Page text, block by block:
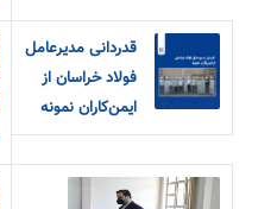
قدردانی مدیرعامل
فولاد خراسان از
ایمن‌کاران نمونه